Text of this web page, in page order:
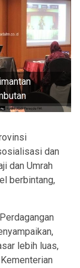
dan
dan Umrah
berbintang,
lebih luas,